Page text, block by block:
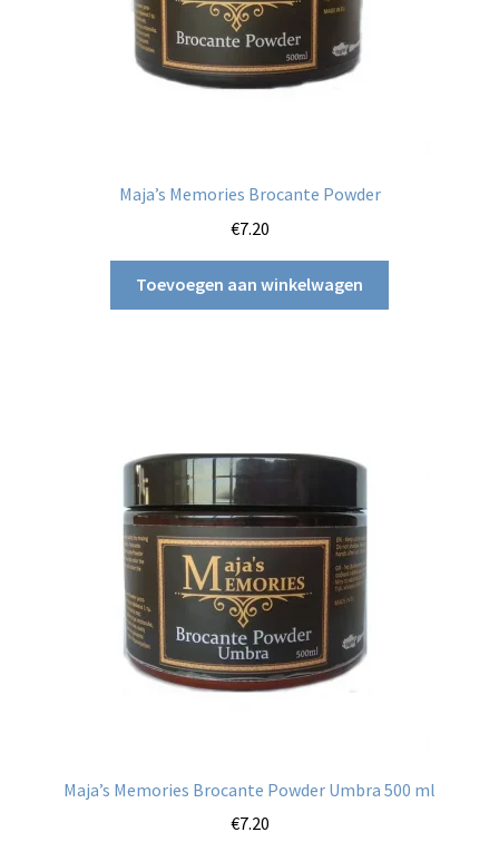
Maja’s Memories Brocante Powder
€7.20
Toevoegen aan winkelwagen
Maja’s Memories Brocante Powder Umbra 500 ml
€7.20